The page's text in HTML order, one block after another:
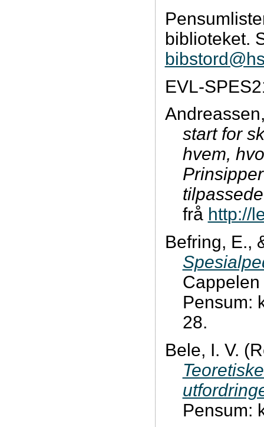
biblioteket.
EVL-
start for
hvem,
frå http://
Befring, E.,
Pensum:
28.
Bele, I. V.
Pensum: